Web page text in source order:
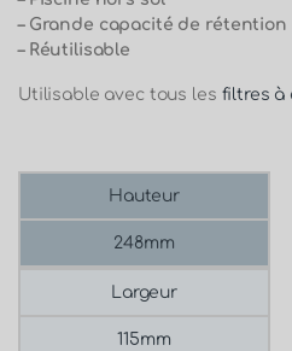
– Grande capacité de rétention
– Réutilisable
Utilisable avec tous les filtres à
Hauteur
248mm
Largeur
115mm